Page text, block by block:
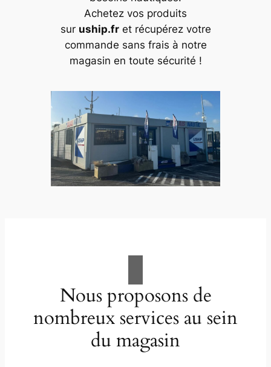
Achetez vos produits
sur uship.fret récupérez votre
commande sans frais à notre
magasin en toute sécurité !
Nous proposons de
nombreux services au sein
du magasin